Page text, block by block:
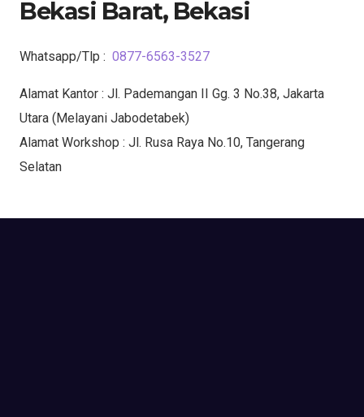
Bekasi Barat, Bekasi
Whatsapp/Tlp : 0877-6563-3527
Alamat Kantor : Jl. Pademangan II Gg. 3 No.38, Jakarta
Utara (Melayani Jabodetabek)
Alamat Workshop : Jl. Rusa Raya No.10, Tangerang
Selatan